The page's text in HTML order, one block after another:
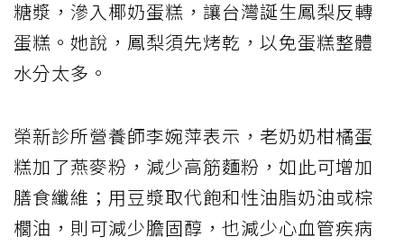
糖漿，滲入椰奶蛋糕，讓台灣誕生鳳梨反轉
蛋糕。她說，鳳梨須先烤乾，以免蛋糕整體
水分太多。
榮新診所營養師李婉萍表示，老奶奶柑橘蛋
糕加了燕麥粉，減少高筋麵粉，如此可增加
膳食纖維；用豆漿取代飽和性油脂奶油或棕
櫚油，則可減少膽固醇，也減少心血管疾病